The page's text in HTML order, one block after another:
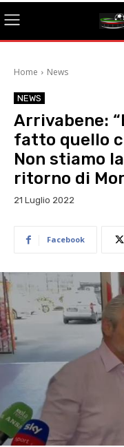
Home News
NEWS
Arrivabene:
fatto quello
Non stiamo
ritorno di
21 Luglio 2022
Facebook